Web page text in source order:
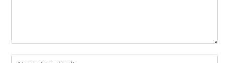
Enter